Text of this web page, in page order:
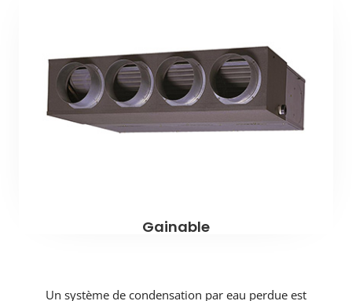
Gainable
Un système de condensation par eau perdue est